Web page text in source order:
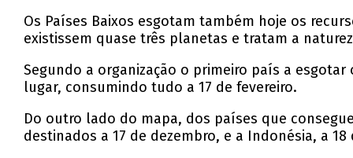
Os Países Baixos esgotam também hoje os
existissem quase três planetas e tratam a
Segundo a organização o primeiro país a
lugar, consumindo tudo a 17 de fevereiro.
Do outro lado do mapa, dos países que
destinados a 17 de dezembro, e a Indonésia, a